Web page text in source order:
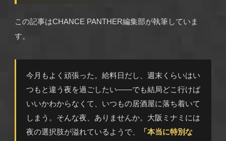
この記事はCHANCE PANTHER編集部が執筆していま
す。
今月もよく頑張った。給料日だし、週末くらいはい
つもと違う夜を過ごしたい——でも結局どこ行けば
いいかわからなくて、いつもの居酒屋に落ち着いて
しまう。そんな夜、ありませんか。大阪ミナミには
夜の選択肢が溢れているようで、
「本当に特別な